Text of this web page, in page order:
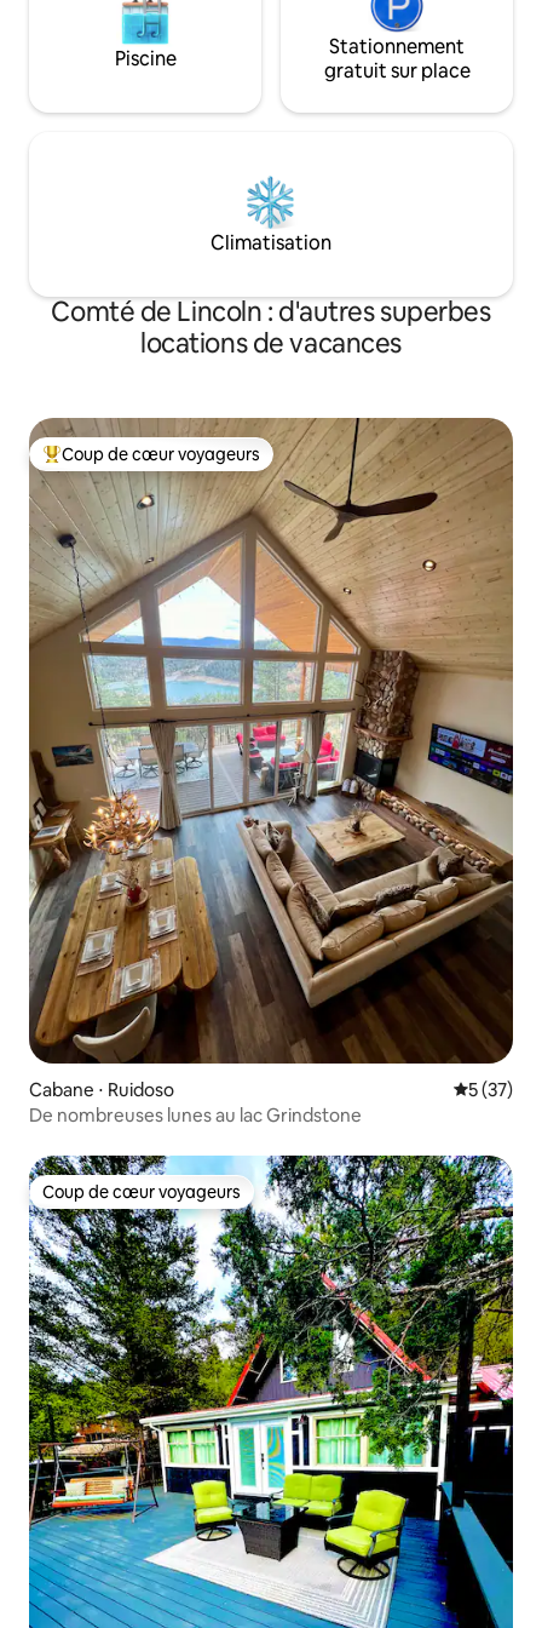
Piscine
Stationnement
gratuit sur place
Climatisation
Comté de Lincoln : d'autres superbes
locations de vacances
Coups de cœur voyageurs les plus appréciés
Coup de cœur voyageurs
Cabane ⋅ Ruidoso
5 (37)
De nombreuses lunes au lac Grindstone
Coup de cœur voyageurs
Coup de cœur voyageurs